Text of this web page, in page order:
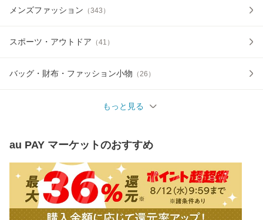
メンズファッション （343 ）
スポーツ・アウトドア （41 ）
バッグ・財布・ファッション小物 （ 26 ）
もっと見る
au PAY マーケットのおすすめ